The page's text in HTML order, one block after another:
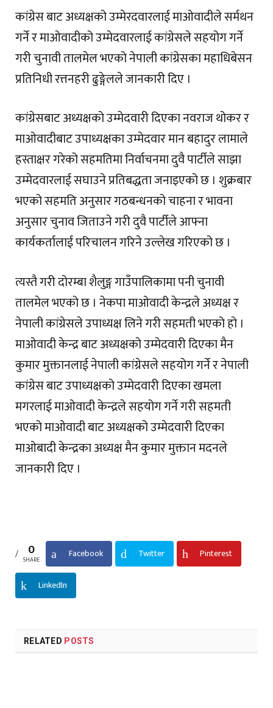
कांग्रेस बाट अध्यक्षको उम्मेरदवारलाई माओवादीले सर्मथन
गर्ने र माओवादीको उम्मेदवारलाई कांग्रेसले सहयोग गर्ने
गरी चुनावी तालमेल भएको नेपाली कांग्रेसका महाधिबेसन
प्रतिनिधी रत्तनहरी ढुङ्गेलले जानकारी दिए ।
कांग्रेसबाट अध्यक्षको उम्मेदवारी दिएका नवराज थोकर र
माओवादीबाट उपाध्यक्षका उम्मेदवार मान बहादुर लामाले
हस्ताक्षर गरेको सहमतिमा निर्वाचनमा दुवै पार्टीले साझा
उम्मेदवारलाई सघाउने प्रतिबद्धता जनाइएको छ । शुक्रबार
भएको सहमति अनुसार गठबन्धनको चाहना र भावना
अनुसार चुनाव जिताउने गरी दुवै पार्टीले आफ्ना
कार्यकर्तालाई परिचालन गरिने उल्लेख गरिएको छ ।
त्यस्तै गरी दोरम्बा शैलुङ्ग गाउँपालिकामा पनी चुनावी
तालमेल भएको छ । नेकपा माओवादी केन्द्रले अध्यक्ष र
नेपाली कांग्रेसले उपाध्यक्ष लिने गरी सहमती भएको हो ।
माओवादी केन्द्र बाट अध्यक्षको उम्मेदवारी दिएका मैन
कुमार मुक्तानलाई नेपाली कांग्रेसले सहयोग गर्ने र नेपाली
कांग्रेस बाट उपाध्यक्षको उम्मेदवारी दिएका खमला
मगरलाई माओवादी केन्द्रले सहयोग गर्ने गरी सहमती
भएको माओवादी बाट अध्यक्षको उम्मेदवारी दिएका
माओबादी केन्द्रका अध्यक्ष मैन कुमार मुक्तान मदनले
जानकारी दिए ।
0
SHARE Facebook Twitter Pinterest
LinkedIn
RELATED POSTS